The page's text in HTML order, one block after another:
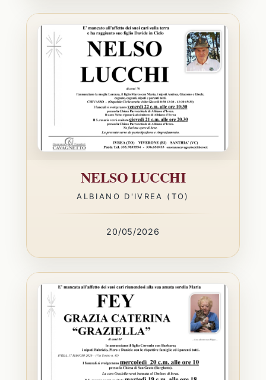
NELSO LUCCHI
ALBIANO D'IVREA (TO)
20/05/2026